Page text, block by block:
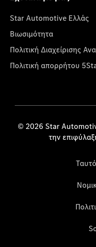
Star Automotive Ελλάς
Βιωσιμότητα
Πολιτική Διαχείρισης
Πολιτική απορρήτου
© 2026 Star
την